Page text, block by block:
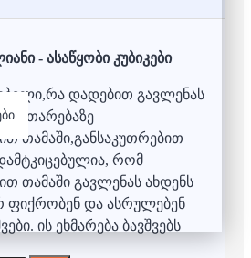
- ასაწყობი კუბიკები
დადებით გავლენას
თამაში,განსაკუთრებით
რომ
თამაში გავლენას ახდენს
ფიქრობენ და ასრულებენ
ის ეხმარება ბავშვებს